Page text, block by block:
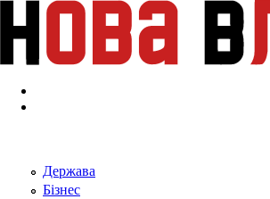
Перейти к основному содержанию
Держава
Бізнес